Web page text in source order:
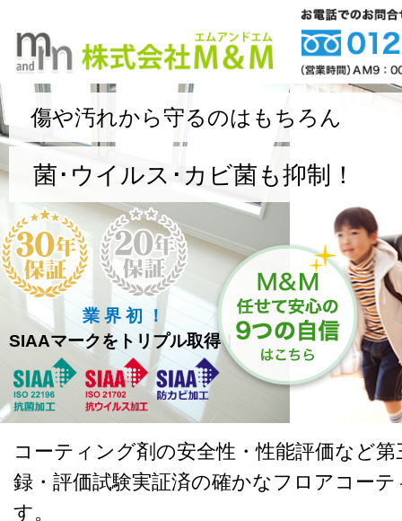
傷や汚れから守るのはもちろん
菌･ウイルス･カビ菌も抑制！
業 界 初 ！
SIAAマークをトリプル取得！
コーティング剤の安全性・性能評価など
録・評価試験実証済の確かなフロアコー
す。